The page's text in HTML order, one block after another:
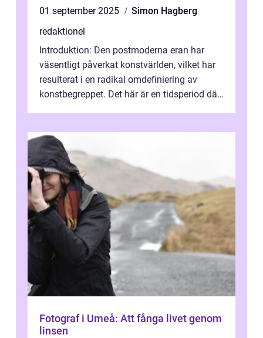
01 september 2025
Simon Hagberg
redaktionel
Introduktion: Den postmoderna eran har
väsentligt påverkat konstvärlden, vilket har
resulterat i en radikal omdefiniering av
konstbegreppet. Det här är en tidsperiod där
Fotograf i Umeå: Att fånga livet genom
linsen